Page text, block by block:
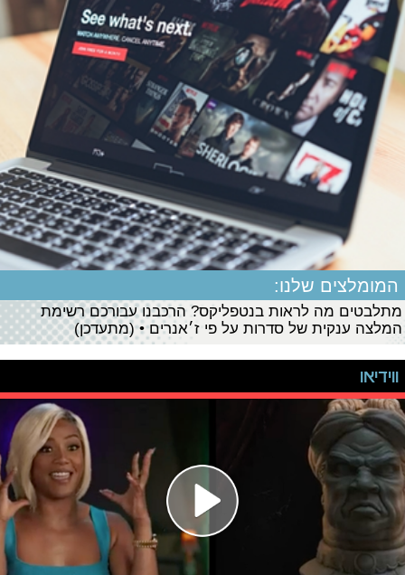
המומלצים שלנו:
מתלבטים מה לראות בנטפליקס? הרכבנו עבורכם רשימת
המלצה ענקית של סדרות על פי ז׳אנרים • (מתעדכן)
ווידיאו